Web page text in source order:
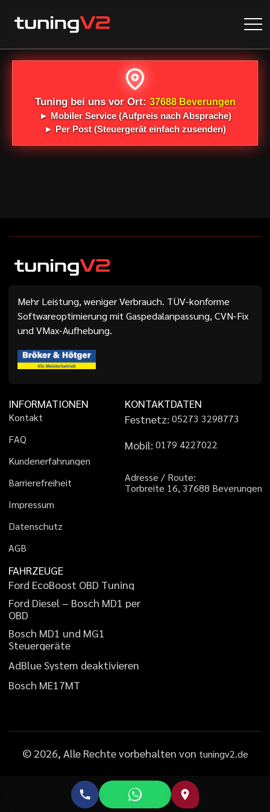
Tuning bei uns vor Ort: 37688 Beverungen
► Mobiler Service(Aufpreis nach Absprache)
►Per Post(Steuergerät einfach zusenden)
Mehr Leistung, weniger Verbrauch. TÜV-konforme
Softwareoptimierung mit Gaspedalanpassung, CVN-Fix
und VMax-Aufhebung.
INFORMATIONEN
Kontakt
FAQ
Kundenerfahrungen
Barrierefreiheit
Impressum
Datenschutz
AGB
KONTAKTDATEN
Festnetz: 05273 3298773
Mobil: 01 79 4227022
Adresse / Route:
Torbreite 16, 37688 Beverungen
FAHRZEUGE
Ford EcoBoost OBD Tuning
Ford Diesel – Bosch MD1 per
OBD
Bosch MD1 und MG1
Steuergeräte
AdBlueSystem deaktivieren
Bosch ME17MT
© 2026, Alle Rechte vorbehalten von tuningv2.de